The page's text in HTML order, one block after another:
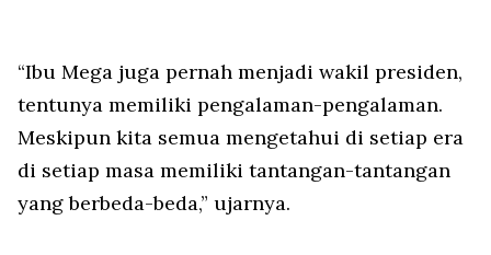
“Ibu Mega juga pernah menjadi wakil presiden,
tentunya memiliki pengalaman-pengalaman.
Meskipun kita semua mengetahui di setiap era
di setiap masa memiliki tantangan-tantangan
yang berbeda-beda,” ujarnya.